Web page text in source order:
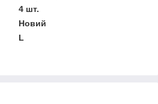
4 шт.
Новий
L